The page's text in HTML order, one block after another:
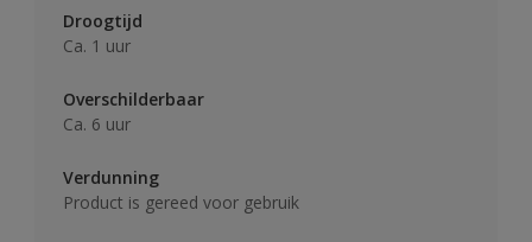
Droogtijd
Ca. 1 uur
Overschilderbaar
Ca. 6 uur
Verdunning
Product is gereed voor gebruik